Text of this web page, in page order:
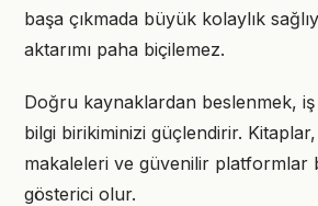
başa çıkmada büyük kolaylık
aktarımı paha biçilemez.
Doğru kaynaklardan beslenmek, iş
bilgi birikiminizi güçlendirir.
makaleleri ve güvenilir platformlar
gösterici olur.